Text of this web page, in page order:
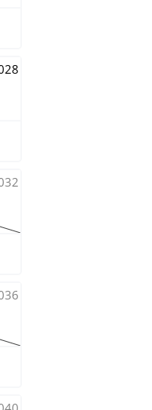
nicht verfügbar.)
nicht verfügbar.)